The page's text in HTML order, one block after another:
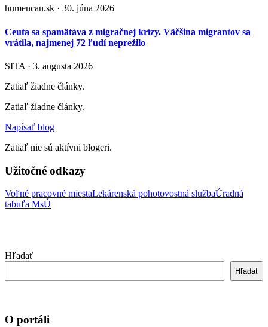
humencan.sk · 30. júna 2026
Ceuta sa spamätáva z migračnej krízy. Väčšina migrantov sa
vrátila, najmenej 72 ľudí neprežilo
SITA · 3. augusta 2026
Zatiaľ žiadne články.
Zatiaľ žiadne články.
Napísať blog
Zatiaľ nie sú aktívni blogeri.
Užitočné odkazy
Voľné pracovné miestaLekárenská pohotovostná službaÚradná
tabuľa MsÚ
Hľadať
Hľadať
O portáli